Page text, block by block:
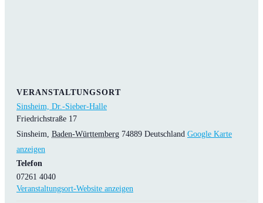
VERANSTALTUNGSORT
Sinsheim, Dr.-Sieber-Halle
Friedrichstraße 17
Sinsheim Baden-Württemberg 74889 Deutschland Google Karte
anzeigen
Telefon
07261 4040
Veranstaltungsort-Website anzeigen